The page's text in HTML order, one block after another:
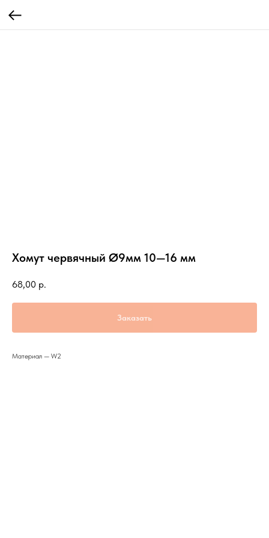
Хомут червячный Ø9мм 10—16 мм
68,00 р.
Заказать
Материал — W2